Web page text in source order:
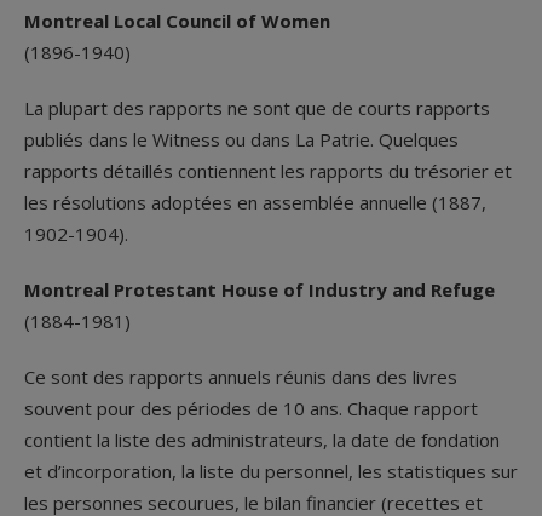
Montreal Local Council of Women
(1896-1940)
La plupart des rapports ne sont que de courts rapports
publiés dans le Witness ou dans La Patrie. Quelques
rapports détaillés contiennent les rapports du trésorier et
les résolutions adoptées en assemblée annuelle (1887,
1902-1904).
Montreal Protestant House of Industry and Refuge
(1884-1981)
Ce sont des rapports annuels réunis dans des livres
souvent pour des périodes de 10 ans. Chaque rapport
contient la liste des administrateurs, la date de fondation
et d’incorporation, la liste du personnel, les statistiques sur
les personnes secourues, le bilan financier (recettes et